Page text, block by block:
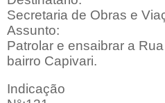
Secretaria de Obras e
Assunto:
Patrolar e ensaibrar a
bairro Capivari.
Indicação